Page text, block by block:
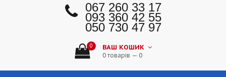
067 260 33 17
093 360 42 55
050 730 47 97
0 ВАШ КОШИК
0 товарів — 0